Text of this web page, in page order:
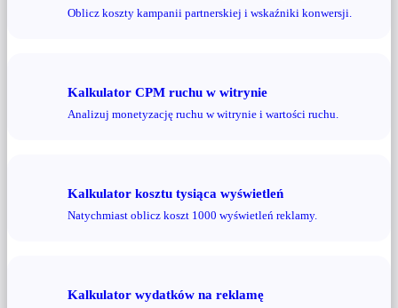
Oblicz koszty kampanii partnerskiej i wskaźniki konwersji.
Kalkulator CPM ruchu w witrynie
Analizuj monetyzację ruchu w witrynie i wartości ruchu.
Kalkulator kosztu tysiąca wyświetleń
Natychmiast oblicz koszt 1000 wyświetleń reklamy.
Kalkulator wydatków na reklamę